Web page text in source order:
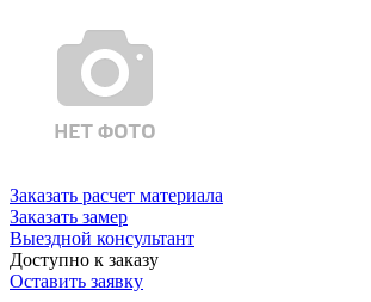
Заказать расчет материала
Заказать замер
Выездной консультант
Доступно к заказу
Оставить заявку